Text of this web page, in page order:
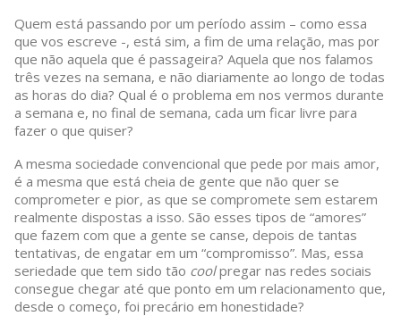
Quem está passando por um período assim – como essa
que vos escreve -, está sim, a fim de uma relação, mas por
que não aquela que é passageira? Aquela que nos falamos
três vezes na semana, e não diariamente ao longo de todas
as horas do dia? Qual é o problema em nos vermos durante
a semana e, no final de semana, cada um ficar livre para
fazer o que quiser?
A mesma sociedade convencional que pede por mais amor,
é a mesma que está cheia de gente que não quer se
comprometer e pior, as que se compromete sem estarem
realmente dispostas a isso. São esses tipos de “amores”
que fazem com que a gente se canse, depois de tantas
tentativas, de engatar em um “compromisso”. Mas, essa
seriedade que tem sido tão coolpregar nas redes sociais
consegue chegar até que ponto em um relacionamento que,
desde o começo, foi precário em honestidade?